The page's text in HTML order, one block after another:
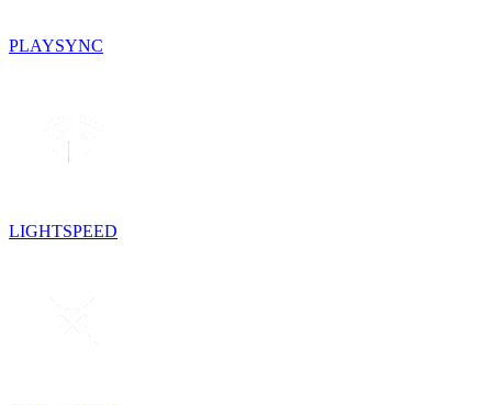
PLAYSYNC
LIGHTSPEED